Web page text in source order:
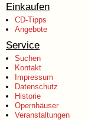
Einkaufen
CD-Tipps
Angebote
Service
Suchen
Kontakt
Impressum
Datenschutz
Historie
Opernhäuser
Veranstaltungen